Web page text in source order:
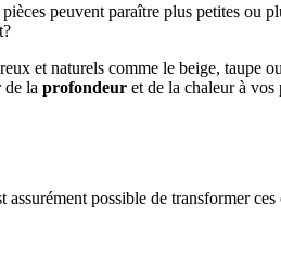
peuvent paraître plus petites ou
et naturels comme le beige, taupe
de la profondeur et de la chaleur à vos
possible de transformer ces